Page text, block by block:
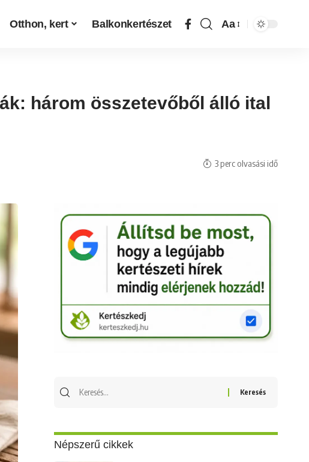
Otthon, kert Balkonkertészet Aa
három összetevőből álló ital
3 perc olvasási idő
Népszerű cikkek